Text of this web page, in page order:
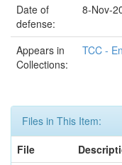
Date of
defense:
8-Nov-
Appears in
Collections:
TCC -
Files in This Item:
File